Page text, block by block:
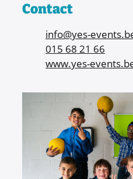
Contact
E-mailinfo@yes-
015 68 21 66‬
Websitewww.yes-